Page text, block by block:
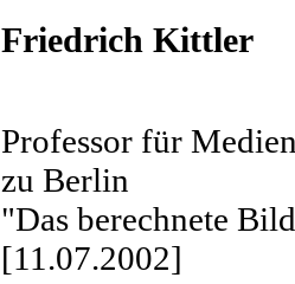
Friedrich Kittler
Professor für
zu Berlin
"Das berechnete
[11.07.2002]